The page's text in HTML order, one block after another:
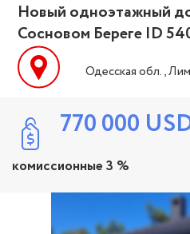
Новый одноэтажный
Сосновом Береге ID
Одесская обл.,
770 000
комиссионные 3 %